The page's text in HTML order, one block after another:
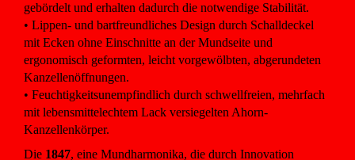
gebördelt und erhalten dadurch die notwendige Stabilität.
• Lippen- und bartfreundliches Design durch Schalldeckel
mit Ecken ohne Einschnitte an der Mundseite und
ergonomisch geformten, leicht vorgewölbten, abgerundeten
Kanzellenöffnungen.
• Feuchtigkeitsunempfindlich durch schwellfreien, mehrfach
mit lebensmittelechtem Lack versiegelten Ahorn-
Kanzellenkörper.
Die 1847, eine Mundharmonika, die durch Innovation